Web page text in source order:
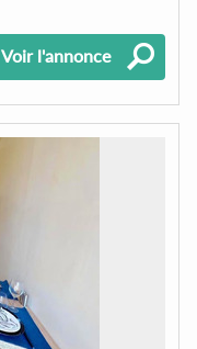
Voir l'annonce